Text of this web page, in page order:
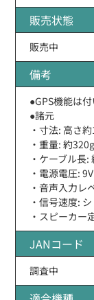
販売状態
販売中
備考
●GPS機能は付
●諸元
・寸法: 高さ
・重量: 約320g
・ケーブル長:
・電源電圧: 9V
・音声入力レ
・信号速度:
・スピーカー
JANコード
調査中